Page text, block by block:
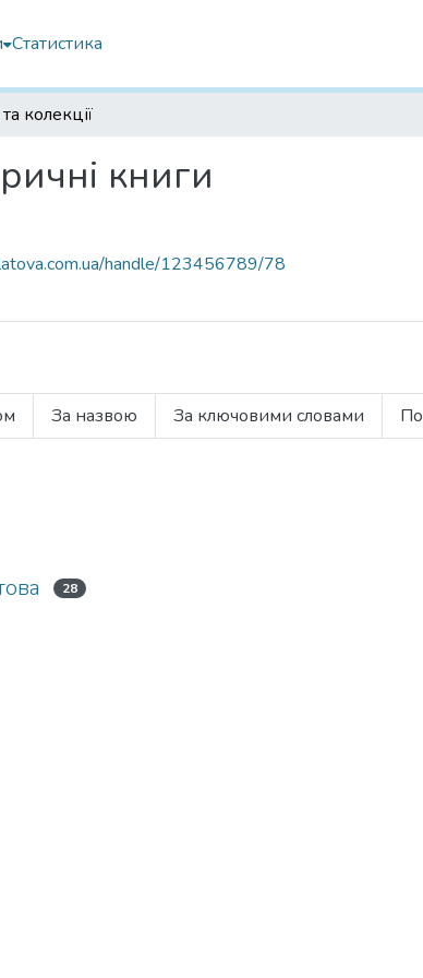
Статистика
колекції
книги
handle/123456789/78
За назвою За ключовими словами
28